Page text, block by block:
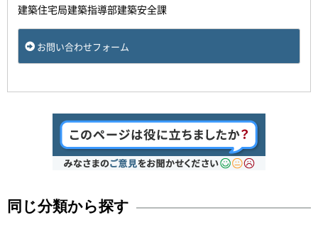
建築住宅局建築指導部建築安全課
お問い合わせフォーム
同じ分類から探す